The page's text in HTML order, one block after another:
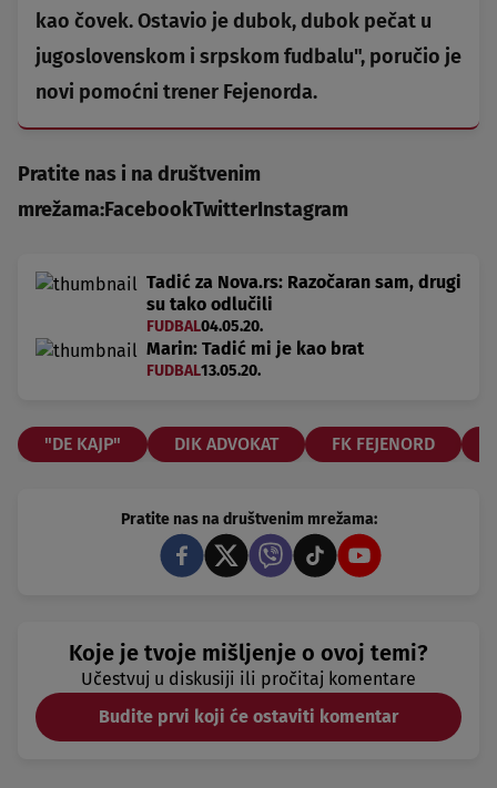
kao čovek. Ostavio je dubok, dubok pečat u
jugoslovenskom i srpskom fudbalu", poručio je
novi pomoćni trener Fejenorda.
Pratite nas i na društvenim
mrežama:FacebookTwitterInstagram
Tadić za Nova.rs: Razočaran sam, drugi
su tako odlučili
FUDBAL04.05.20.
Marin: Tadić mi je kao brat
FUDBAL13.05.20.
"DE KAJP" DIK ADVOKAT FK FEJENORD
Pratite nas na društvenim mrežama:
Koje je tvoje mišljenje o ovoj temi?
Učestvuj u diskusiji ili pročitaj komentare
Budite prvi koji će ostaviti komentar